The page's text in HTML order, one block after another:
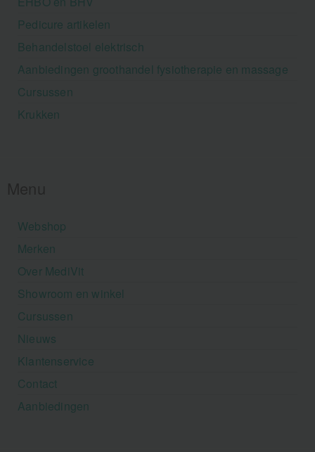
Pedicure artikelen
Behandelstoel elektrisch
Aanbiedingen groothandel fysiotherapie en massage
Cursussen
Krukken
Webshop
Merken
Over MediVit
Showroom en winkel
Cursussen
Nieuws
Klantenservice
Contact
Aanbiedingen